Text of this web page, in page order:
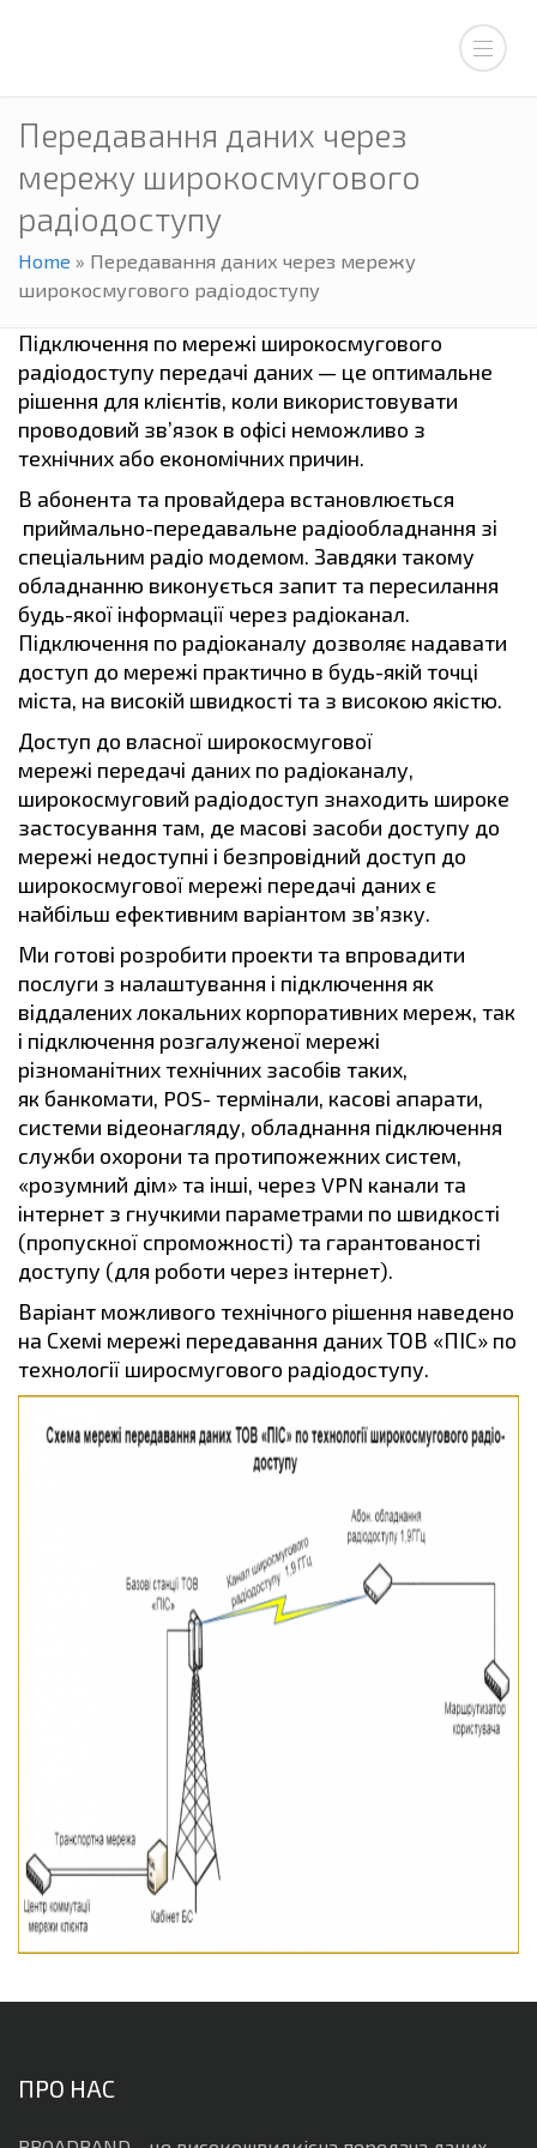
Передавання даних через
мережу широкосмугового
радіодоступу
Home » Передавання даних через мережу
широкосмугового радіодоступу
Підключення по мережі широкосмугового
радіодоступу передачі даних — це оптимальне
рішення для клієнтів, коли використовувати
проводовий зв’язок в офісі неможливо з
технічних або економічних причин.
В абонента та провайдера встановлюється
приймально-передавальне радіообладнання зі
спеціальним радіо модемом. Завдяки такому
обладнанню виконується запит та пересилання
будь-якої інформації через радіоканал.
Підключення по радіоканалу дозволяє надавати
доступ до мережі практично в будь-якій точці
міста, на високій швидкості та з високою якістю.
Доступ до власної широкосмугової
мережі передачі даних по радіоканалу,
широкосмуговий радіодоступ знаходить широке
застосування там, де масові засоби доступу до
мережі недоступні і безпровідний доступ до
широкосмугової мережі передачі даних є
найбільш ефективним варіантом зв’язку.
Ми готові розробити проекти та впровадити
послуги з налаштування і підключення як
віддалених локальних корпоративних мереж, так
і підключення розгалуженої мережі
різноманітних технічних засобів таких,
як банкомати, POS- термінали, касові апарати,
системи відеонагляду, обладнання підключення
служби охорони та протипожежних систем,
«розумний дім» та інші, через VPN канали та
інтернет з гнучкими параметрами по швидкості
(пропускної спроможності) та гарантованості
доступу (для роботи через інтернет).
Варіант можливого технічного рішення наведено
на Схемі мережі передавання даних ТОВ «ПІС» по
технології широсмугового радіодоступу.
ПРО НАС